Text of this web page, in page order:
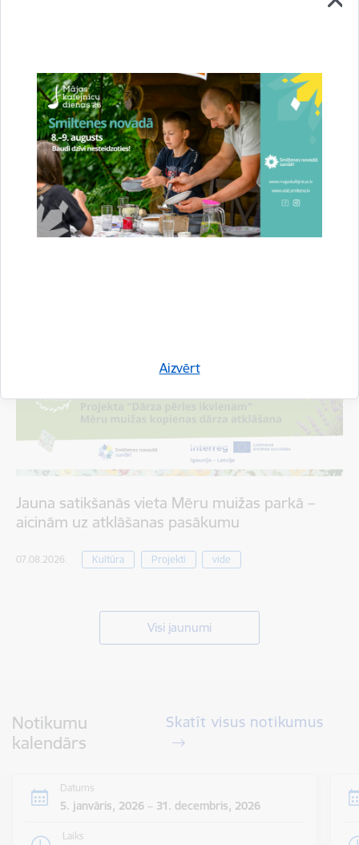
Aizvērt
Stājies spēkā jaunais novada teritorijas
plānojums – Smiltene ieguvusi jaunas pilsētas
robežas
Jauna satikšanās vieta Mēru muižas parkā –
aicinām uz atklāšanas pasākumu
07.08.2026. Kultūra Projekti vide
Visi jaunumi
Notikumu
kalendārs
Skatīt visus notikumus
Datums
5. janvāris, 2026 – 31. decembris, 2026
Laiks